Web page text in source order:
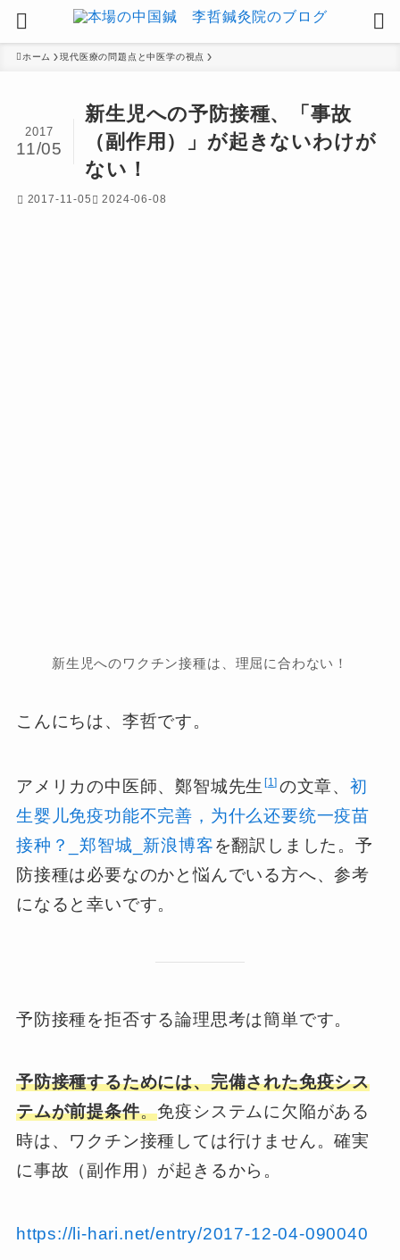
ホーム 現代医療の問題点と中医学の視点
新生児への予防接種、「事故
（副作用）」が起きないわけが
ない！
2017
11/05
2017-11-05 2024-06-08
新生児へのワクチン接種は、理屈に合わない！
こんにちは、李哲です。
アメリカの中医師、鄭智城先生 1 の文章、 初
生婴儿免疫功能不完善，为什么还要统一疫苗
接种？_郑智城_新浪博客を翻訳しました。予
防接種は必要なのかと悩んでいる方へ、参考
になると幸いです。
予防接種を拒否する論理思考は簡単です。
予防接種するためには、完備された免疫シス
テムが前提条件。免疫システムに欠陥がある
時は、ワクチン接種しては行けません。確実
に事故（副作用）が起きるから。
https://li-hari.net/entry/2017-12-04-090040